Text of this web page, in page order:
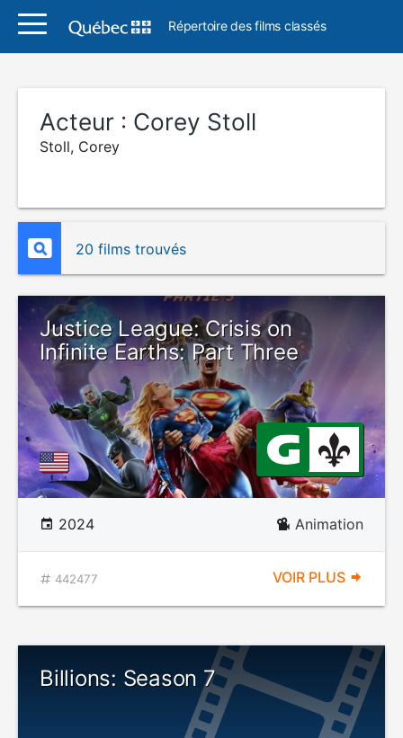
Répertoire des films classés
Acteur : Corey Stoll
Stoll, Corey
20 films trouvés
Justice League: Crisis on
Infinite Earths: Part Three
2024 Animation
442477 VOIR PLUS
Billions: Season 7